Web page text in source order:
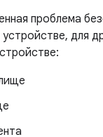
проблема
для